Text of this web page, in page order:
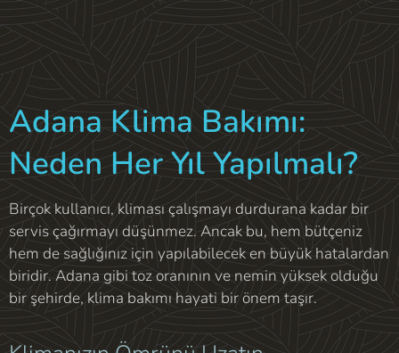
Adana Klima Bakımı:
Neden Her Yıl Yapılmalı?
Birçok kullanıcı, kliması çalışmayı durdurana kadar bir
servis çağırmayı düşünmez. Ancak bu, hem bütçeniz
hem de sağlığınız için yapılabilecek en büyük hatalardan
biridir. Adana gibi toz oranının ve nemin yüksek olduğu
bir şehirde, klima bakımı hayati bir önem taşır.